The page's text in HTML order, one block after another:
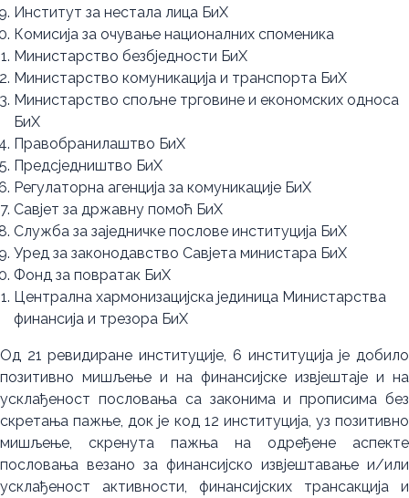
Институт за нестала лица БиХ
Комисија за очување националних споменика
Министарство безбједности БиХ
Министарство комуникација и транспорта БиХ
Министарство спољне трговине и економских односа
БиХ
Правобранилаштво БиХ
Предсједништво БиХ
Регулаторна агенција за комуникације БиХ
Савјет за државну помоћ БиХ
Служба за заједничке послове институција БиХ
Уред за законодавство Савјета министара БиХ
Фонд за повратак БиХ
Централна хармонизацијска јединица Министарства
финансија и трезора БиХ
Од 21 ревидиране институцијe, 6 институција је добило
позитивно мишљење и на финансијске извјештаје и на
усклађеност пословања са законима и прописима без
скретања пажње, док је код 12 институција, уз позитивно
мишљење, скренута пажња на одређене аспекте
пословања везано за финансијско извјештавање и/или
усклађеност активности, финансијских трансакција и